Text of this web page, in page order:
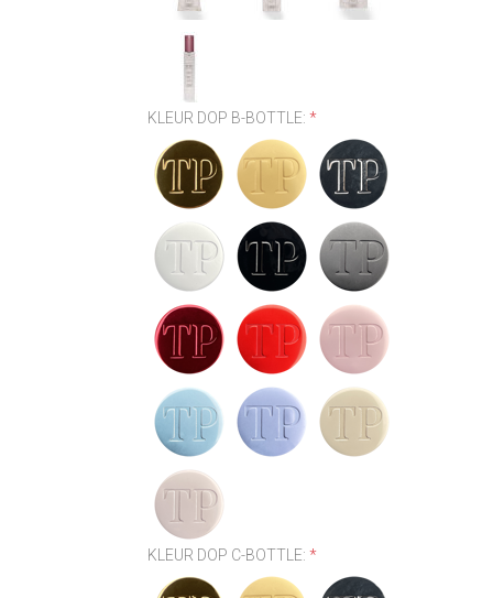
KLEUR DOP B-BOTTLE:*
KLEUR DOP C-BOTTLE:*